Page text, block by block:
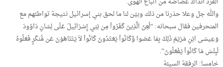
والله جل وعلا حذرنا من ذلك وبيّن لنا ما لحق بني إسرائيل نتيجة تواطئهم مع
المنحرفين فقال سبحانه: “لُعِنَ الَّذِينَ كَفَرُواْ مِن بَنِي إِسْرَائِيلَ عَلَى لِسَانِ دَاوُودَ
وَعِيسَى ابْنِ مَرْيَمَ ذَلِكَ بِمَا عَصَوا وَّكَانُواْ يَعْتَدُونَ كَانُواْ لاَ يَتَنَاهَوْنَ عَن مُّنكَرٍ فَعَلُوهُ
لَبِئْسَ مَا كَانُواْ يَفْعَلُونَ”.
خامسا: الرفقة السيئة